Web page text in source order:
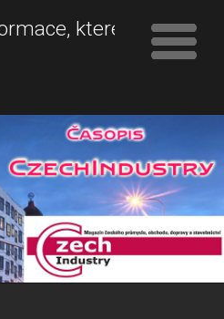
které